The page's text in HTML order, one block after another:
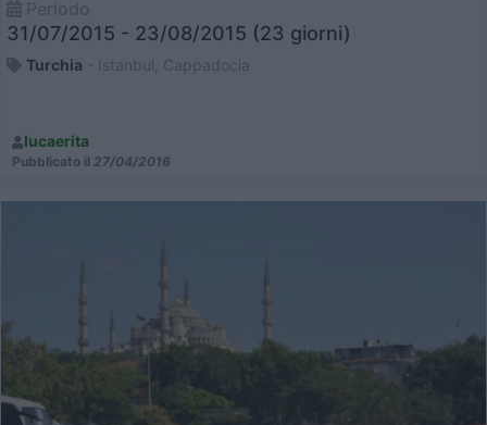
31/07/2015 - 23/08/2015 (23 giorni)
Turchia - Istanbul, Cappadocia
lucaerita
Pubblicato il 27/04/2016